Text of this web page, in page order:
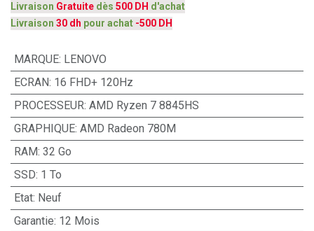
Livraison Gratuite dès 500 DH d'achat
Livraison 30 dh pour achat -500 DH
MARQUE: LENOVO
ECRAN: 16 FHD+ 120Hz
PROCESSEUR: AMD Ryzen 7 8845HS
GRAPHIQUE: AMD Radeon 780M
RAM: 32 Go
SSD: 1 To
Etat: Neuf
Garantie: 12 Mois